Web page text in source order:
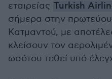
εταιρείας Turkish
σήμερα στην
Κατμαντού, με
κλείσουν τον
ωσότου τεθεί υπό